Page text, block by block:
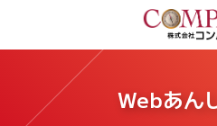
ホーム
ホームページ制作Webあん